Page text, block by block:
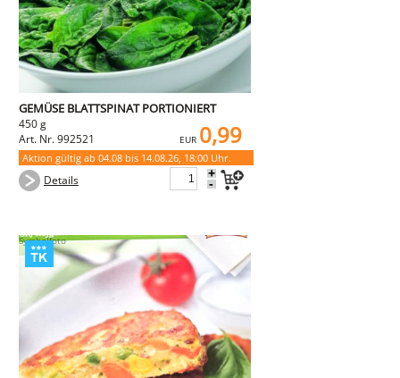
GEMÜSE BLATTSPINAT PORTIONIERT
450 g
Art. Nr. 992521
EUR 0,99
Aktion gültig ab 04.08 bis 14.08.26, 18:00 Uhr.
Details +
-